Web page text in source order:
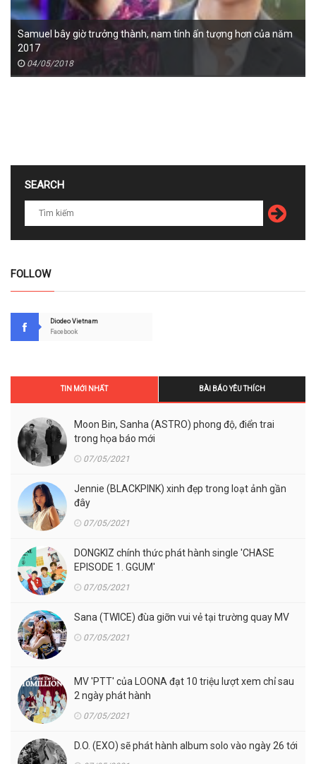
Samuel bây giờ trưởng thành, nam tính ấn tượng hơn của năm
2017
04/05/2018
SEARCH
FOLLOW
Diodeo Vietnam
Facebook
TIN MỚI NHẤT BÀI BÁO YÊU THÍCH
Moon Bin, Sanha (ASTRO) phong độ, điển trai
trong họa báo mới
07/05/2021
Jennie (BLACKPINK) xinh đẹp trong loạt ảnh gần
đây
07/05/2021
DONGKIZ chính thức phát hành single 'CHASE
EPISODE 1. GGUM'
07/05/2021
Sana (TWICE) đùa giỡn vui vẻ tại trường quay MV
07/05/2021
MV 'PTT' của LOONA đạt 10 triệu lượt xem chỉ sau
2 ngày phát hành
07/05/2021
D.O. (EXO) sẽ phát hành album solo vào ngày 26 tới